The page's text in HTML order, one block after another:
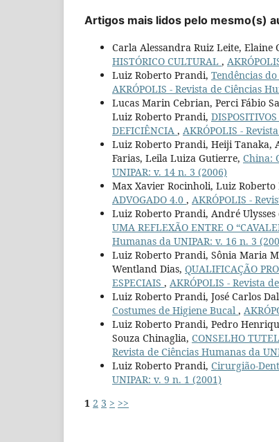
Artigos mais lidos pelo mesmo(s)
Carla Alessandra Ruiz Leite, Elaine
HISTÓRICO CULTURAL ,
Luiz Roberto Prandi, Tendências
AKRÓPOLIS - Revista de Ciências
Lucas Marin Cebrian, Perci Fábio
Luiz Roberto Prandi,
DEFICIÊNCIA , AKRÓPOLIS -
Luiz Roberto Prandi, Heiji Tanaka,
Farias, Leila Luiza Gutierre, China:
UNIPAR: v. 14 n. 3 (2006)
Max Xavier Rocinholi, Luiz Roberto
ADVOGADO 4.0 , AKRÓPOLIS -
Luiz Roberto Prandi, André Ulysses
UMA REFLEXÃO ENTRE O
Humanas da UNIPAR: v. 16 n. 3
Luiz Roberto Prandi, Sônia Maria
Wentland Dias, QUALIFICAÇÃO
ESPECIAIS , AKRÓPOLIS - Revista
Luiz Roberto Prandi, José Carlos
Costumes de Higiene Bucal ,
Luiz Roberto Prandi, Pedro
Souza Chinaglia, CONSELHO
Revista de Ciências Humanas da
Luiz Roberto Prandi, Cirurgião-
UNIPAR: v. 9 n. 1 (2001)
1 2 3 > >>